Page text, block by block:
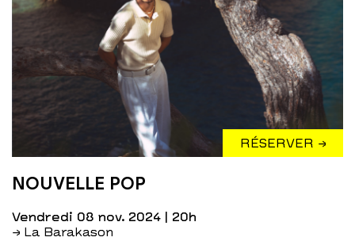
RÉSERVER →
NOUVELLE POP
vendredi 08 nov. 2024 | 20h
→ La Barakason